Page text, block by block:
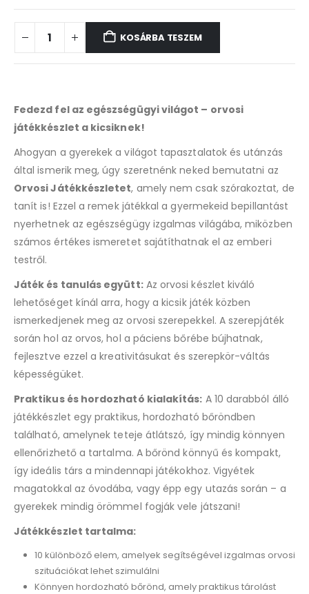
KOSÁRBA TESZEM
Fedezd fel az egészségügyi világot – orvosi
játékkészlet a kicsiknek!
Ahogyan a gyerekek a világot tapasztalatok és utánzás
által ismerik meg, úgy szeretnénk neked bemutatni az
Orvosi Játékkészletet, amely nem csak szórakoztat, de
tanít is! Ezzel a remek játékkal a gyermekeid bepillantást
nyerhetnek az egészségügy izgalmas világába, miközben
számos értékes ismeretet sajátíthatnak el az emberi
testről.
Játék és tanulás együtt:Az orvosi készlet kiváló
lehetőséget kínál arra, hogy a kicsik játék közben
ismerkedjenek meg az orvosi szerepekkel. A szerepjáték
során hol az orvos, hol a páciens bőrébe bújhatnak,
fejlesztve ezzel a kreativitásukat és szerepkör-váltás
képességüket.
Praktikus és hordozható kialakítás: A 10 darabból álló
játékkészlet egy praktikus, hordozható bőröndben
található, amelynek teteje átlátszó, így mindig könnyen
ellenőrizhető a tartalma. A bőrönd könnyű és kompakt,
így ideális társ a mindennapi játékokhoz. Vigyétek
magatokkal az óvodába, vagy épp egy utazás során – a
gyerekek mindig örömmel fogják vele játszani!
Játékkészlet tartalma:
10 különböző elem, amelyek segítségével izgalmas orvosi
szituációkat lehet szimulálni
Könnyen hordozható bőrönd, amely praktikus tárolást